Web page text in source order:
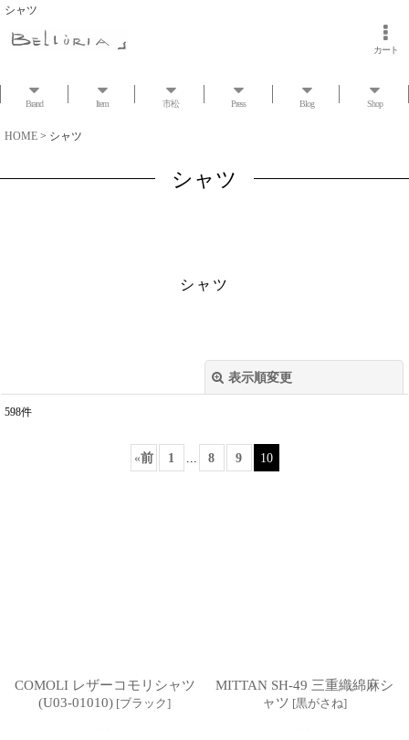
シャツ
カート
Brand Item 市松 Press Blog Shop
HOME > シャツ
シャツ
シャツ
表示順変更
598件
«前 1 8 9 10
COMOLI レザーコモリシャツ
(U03-01010) [ブラック]
MITTAN SH-49 三重織綿麻シ
ャツ [黒がさね]